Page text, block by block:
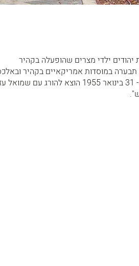
מצרים 1926 נמנה עם חבורת יהודים ילדי מצרים שהופעלה בקהיר
במוסדות אמריקאיים בקהיר
,יולי 1954. נידון למוות בתליה על ריגול לטובת ישראל. ב - 31 בינואר 1955 הוצא להורג